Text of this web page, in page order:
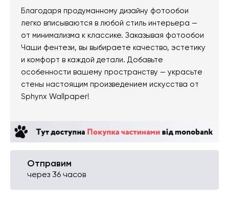
Благодаря продуманному дизайну фотообои
легко вписываются в любой стиль интерьера —
от минимализма к классике. Заказывая фотообои
Чаши фентези, вы выбираете качество, эстетику
и комфорт в каждой детали. Добавьте
особенности вашему пространству — украсьте
стены настоящим произведением искусства от
Sphynx Wallpaper!
Отправим
через 36 часов